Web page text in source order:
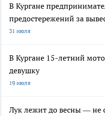
В Кургане
предостережений за
31 июля
В Кургане 15-летний
девушку
19 июля
Лук лежит до весны — не